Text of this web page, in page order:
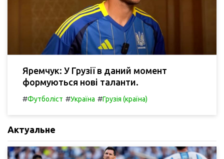
Яремчук: У Грузії в даний момент
формуються нові таланти.
#Футболіст #Україна #Грузія (країна)
Актуальне